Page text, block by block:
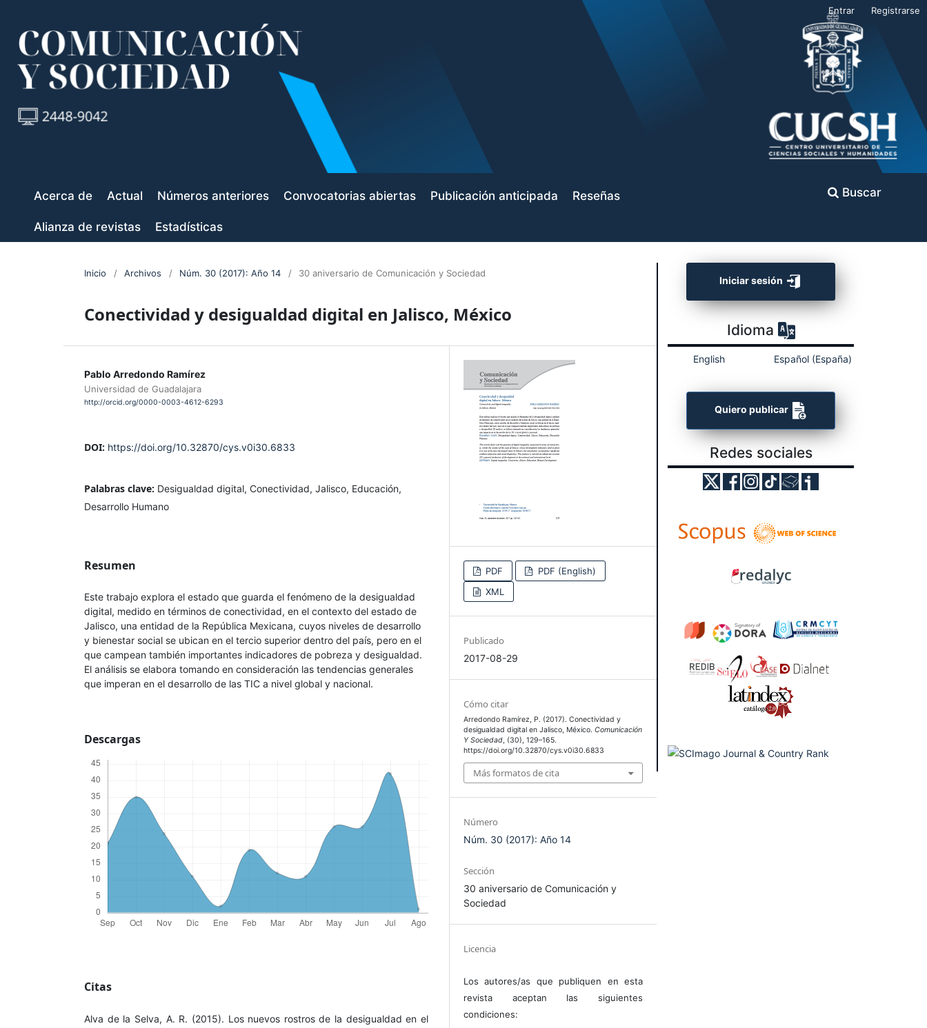
Acerca de Actual Números anteriores Convocatorias abiertas Publicación anticipada Reseñas
Alianza de revistas Estadísticas
Buscar
Entrar Registrarse
Inicio / Archivos / Núm. 30 (2017): Año 14 / 30 aniversario de Comunicación y Sociedad
Conectividad y desigualdad digital en Jalisco, México
Pablo Arredondo Ramírez
Universidad de Guadalajara
http://orcid.org/0000-0003-4612-6293
DOI: https://doi.org/10.32870/cys.v0i30.6833
Palabras clave: Desigualdad digital, Conectividad, Jalisco, Educación,
Desarrollo Humano
Resumen
Este trabajo explora el estado que guarda el fenómeno de la desigualdad
digital, medido en términos de conectividad, en el contexto del estado de
Jalisco, una entidad de la República Mexicana, cuyos niveles de desarrollo
y bienestar social se ubican en el tercio superior dentro del país, pero en el
que campean también importantes indicadores de pobreza y desigualdad.
El análisis se elabora tomando en consideración las tendencias generales
que imperan en el desarrollo de las TIC a nivel global y nacional.
Descargas
Citas
Alva de la Selva, A. R. (2015). Los nuevos rostros de la desigualdad en el
PDF
PDF (English)
XML
Publicado
2017-08-29
Cómo citar
Arredondo Ramírez, P. (2017). Conectividad y
desigualdad digital en Jalisco, México.Comunicación
Y Sociedad, (30), 129–165.
https://doi.org/10.32870/cys.v0i30.6833
Más formatos de cita
Número
Núm. 30 (2017): Año 14
Sección
30 aniversario de Comunicación y
Sociedad
Licencia
Los autores/as que publiquen en esta
revista aceptan las siguientes
condiciones:
Iniciar sesión
Idioma
English Español (España)
Quiero publicar
Redes sociales